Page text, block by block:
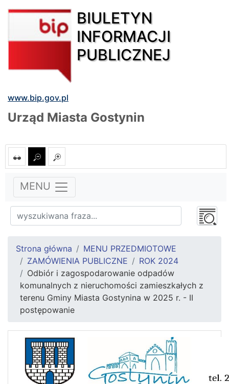
BIULETYN
INFORMACJI
PUBLICZNEJ
www.bip.gov.pl
Urząd Miasta Gostynin
MENU
Strona główna
MENU PRZEDMIOTOWE
ZAMÓWIENIA PUBLICZNE
ROK 2024
Odbiór i zagospodarowanie odpadów
komunalnych z nieruchomości zamieszkałych z
terenu Gminy Miasta Gostynina w 2025 r. - II
postępowanie